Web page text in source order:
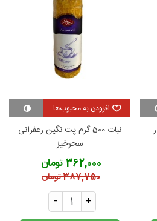
افزودن به محبوب‌ها
نبات 500 گرم پت نگین زعفرانی
سحرخیز
362,000 تومان
387,750 تومان
- +